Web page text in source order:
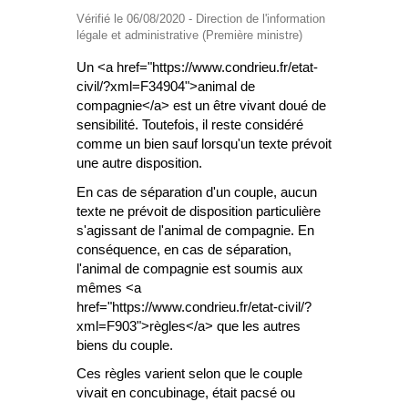
Vérifié le 06/08/2020 - Direction de l'information
légale et administrative (Première ministre)
Un <a href="https://www.condrieu.fr/etat-
civil/?xml=F34904">animal de
compagnie</a> est un être vivant doué de
sensibilité. Toutefois, il reste considéré
comme un bien sauf lorsqu'un texte prévoit
une autre disposition.
En cas de séparation d'un couple, aucun
texte ne prévoit de disposition particulière
s'agissant de l'animal de compagnie. En
conséquence, en cas de séparation,
l'animal de compagnie est soumis aux
mêmes <a
href="https://www.condrieu.fr/etat-civil/?
xml=F903">règles</a> que les autres
biens du couple.
Ces règles varient selon que le couple
vivait en concubinage, était pacsé ou